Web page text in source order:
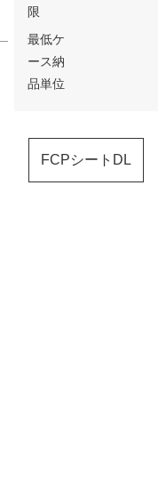
限
最低ケ
ース納
品単位
FCPシートDL